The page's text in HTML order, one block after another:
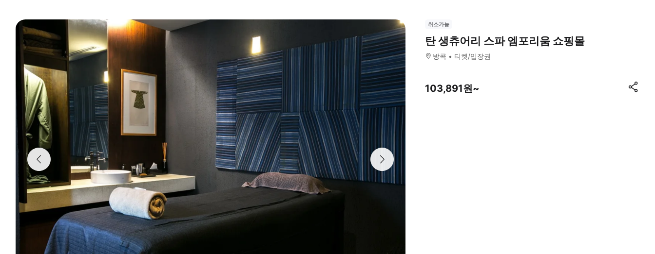
취소가능
탄 생츄어리 스파 엠포리움 쇼핑몰
방콕 티켓/입장권
103,891원~